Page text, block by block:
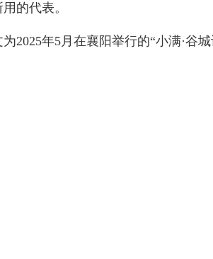
的代表。
为2025年5月在襄阳举行的“小满·谷